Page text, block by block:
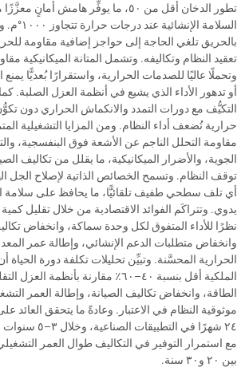
تطور الدخان أقل من ٥٠، ما يوفِّر هامش
السلامة
بالحريق تلغي الحاجة إلى حواجز إضافية مقاومة
تعقيد النظام وتكاليفه. وتشمل المتانة الميكانيكية
وتحملًا عاليًا للصدمات الحرارية، واستقرارًا بُعديًّا يمنع
أو تدهور الأداء الذي يشيع في أنظمة العزل الصلبة.
التكيُّف مع دورات التمدد والانكماش الحراري دون
حرارية تُضعف أداء النظام. ومن المزايا التشغيلية
مقاومة التحلل الناجم عن الأشعة فوق البنفسجية،
الجوية، والأضرار الميكانيكية، ما يقلل من تكاليف
توقف النظام. وتسمح الخصائص الذاتية لإصلاح الجل
أي تلف سطحي طفيف تلقائيًّا، ما يحافظ على سلامة
يدوي. وتتراكَم الفوائد الاقتصادية من خلال تقليل
نظرًا للأداء المتفوق لكل وحدة سماكة، وانخفاض
وانخفاض متطلبات الدعم الإنشائي، وإطالة عمر
الحرارية المحسَّنة. وتبيِّن تحليلات تكلفة دورة الحياة
الملكية أقل بنسبة ٤٠–٦٠٪ مقارنة بأنظمة
الطاقة، وانخفاض تكاليف الصيانة، وإطالة العمر
٢٤ شهرًا في
مع استمرار التوفير في التكاليف طوال العمر
بين ٢٠ و٣٠ سنة.